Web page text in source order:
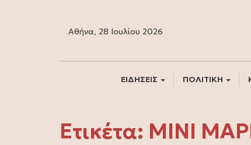
Αθήνα, 28 Ιουλίου 2026
ΕΙΔΗΣΕΙΣ ΠΟΛΙΤΙΚΗ
Ετικέτα: ΜΙΝΙ